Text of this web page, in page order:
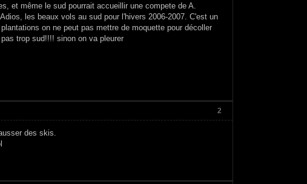
et même le sud pourrait accueillir une compete de A.
les beaux vols au sud pour l'hivers 2006-2007. C'est un
on ne peut pas mettre de moquette pour décoller
trop sud!!!! sinon on va pleurer
2
des skis.